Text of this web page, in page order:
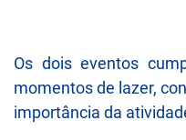
Os dois eventos
momentos de lazer,
importância da